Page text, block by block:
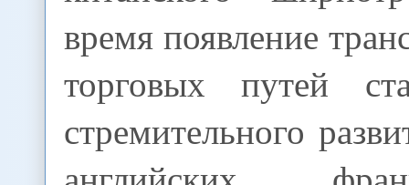
время появление
торговых путей
стремительного